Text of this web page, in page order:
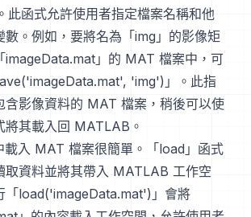
此函式允許使用者指定檔案名稱和他
數。例如，要將名為「img」的影像矩
imageData.mat」的 MAT 檔案中，可
'img')」。此指
含影像資料的 MAT 檔案，稍後可以使
將其載入回 MATLAB。
入 MAT 檔案很簡單。「load」函式
取資料並將其帶入 MATLAB 工作空
「load('imageData.mat')」會將